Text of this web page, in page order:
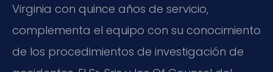
Virginia con quince años de servicio,
complementa el equipo con su conocimiento
de los procedimientos de investigación de